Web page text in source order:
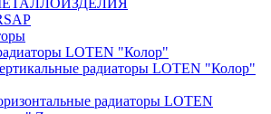
LOTEN "Колор"
радиаторы LOTEN "Колор"
радиаторы LOTEN